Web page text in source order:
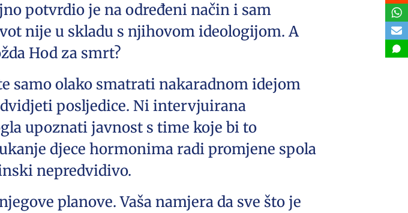
potvrdio je na određeni način i sam
nije u skladu s njihovom ideologijom. A
Hod za smrt?
samo olako smatrati nakaradnom idejom
posljedice. Ni intervjuirana
upoznati javnost s time koje bi to
djece hormonima radi promjene spola
nepredvidivo.
planove. Vaša namjera da sve što je